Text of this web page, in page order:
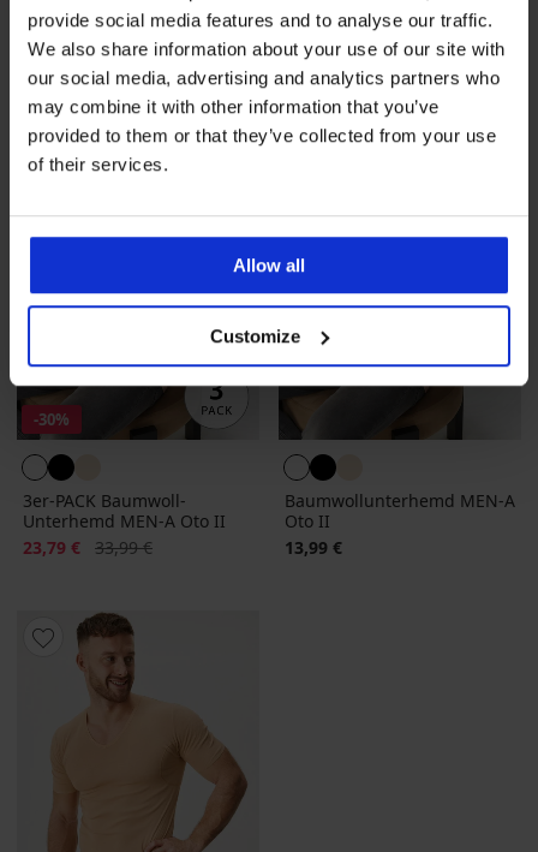
provide social media features and to analyse our traffic.
We also share information about your use of our site with
our social media, advertising and analytics partners who
may combine it with other information that you’ve
provided to them or that they’ve collected from your use
of their services.
Allow all
Customize
33,99 €
-30%
3er-PACK Baumwoll-
Unterhemd MEN-A Oto II
Rabatt
23,79 € Alter Preis
33,99 €
Baumwollunterhemd MEN-A
Oto II
13,99 €